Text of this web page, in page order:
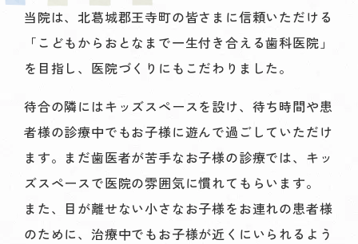
当院は、北葛城郡王寺町の皆さまに信頼いただける
「こどもからおとなまで一生付き合える歯科医院」
を目指し、医院づくりにもこだわりました。
待合の隣にはキッズスペースを設け、待ち時間や患
者様の診療中でもお子様に遊んで過ごしていただけ
ます。まだ歯医者が苦手なお子様の診療では、キッ
ズスペースで医院の雰囲気に慣れてもらいます。
また、目が離せない小さなお子様をお連れの患者様
のために、治療中でもお子様が近くにいられるよう